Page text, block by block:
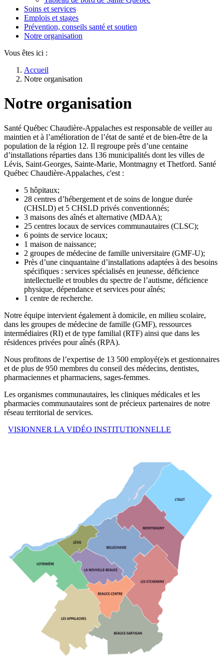
Soins et services
Emplois et stages
Prévention, conseils santé et soutien
Notre organisation
Vous êtes ici :
Accueil
Notre organisation
Notre organisation
Santé Québec Chaudière-Appalaches est responsable de veiller au
maintien et à l’amélioration de l’état de santé et de bien-être de la
population de la région 12. Il regroupe près d’une centaine
d’installations réparties dans 136 municipalités dont les villes de
Lévis, Saint-Georges, Sainte-Marie, Montmagny et Thetford. Santé
Québec Chaudière-Appalaches, c'est :
5 hôpitaux;
28 centres d’hébergement et de soins de longue durée
(CHSLD) et 5 CHSLD privés conventionnés;
3 maisons des aînés et alternative (MDAA);
25 centres locaux de services communautaires (CLSC);
6 points de service locaux;
1 maison de naissance;
2 groupes de médecine de famille universitaire (GMF-U);
Près d’une cinquantaine d’installations adaptées à des besoins
spécifiques : services spécialisés en jeunesse, déficience
intellectuelle et troubles du spectre de l’autisme, déficience
physique, dépendance et services pour aînés;
1 centre de recherche.
Notre équipe intervient également à domicile, en milieu scolaire,
dans les groupes de médecine de famille (GMF), ressources
intermédiaires (RI) et de type familial (RTF) ainsi que dans les
résidences privées pour aînés (RPA).
Nous profitons de l’expertise de 13 500 employé(e)s et gestionnaires
et de plus de 950 membres du conseil des médecins, dentistes,
pharmaciennes et pharmaciens, sages-femmes.
Les organismes communautaires, les cliniques médicales et les
pharmacies communautaires sont de précieux partenaires de notre
réseau territorial de services.
VISIONNER LA VIDÉO INSTITUTIONNELLE